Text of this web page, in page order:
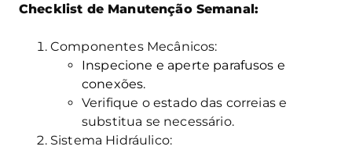
Checklist de Manutenção Semanal:
Componentes Mecânicos:
Inspecione e aperte parafusos e
conexões.
Verifique o estado das correias e
substitua se necessário.
Sistema Hidráulico: